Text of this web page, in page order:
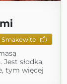
Smakowite
słodka,
tym więcej